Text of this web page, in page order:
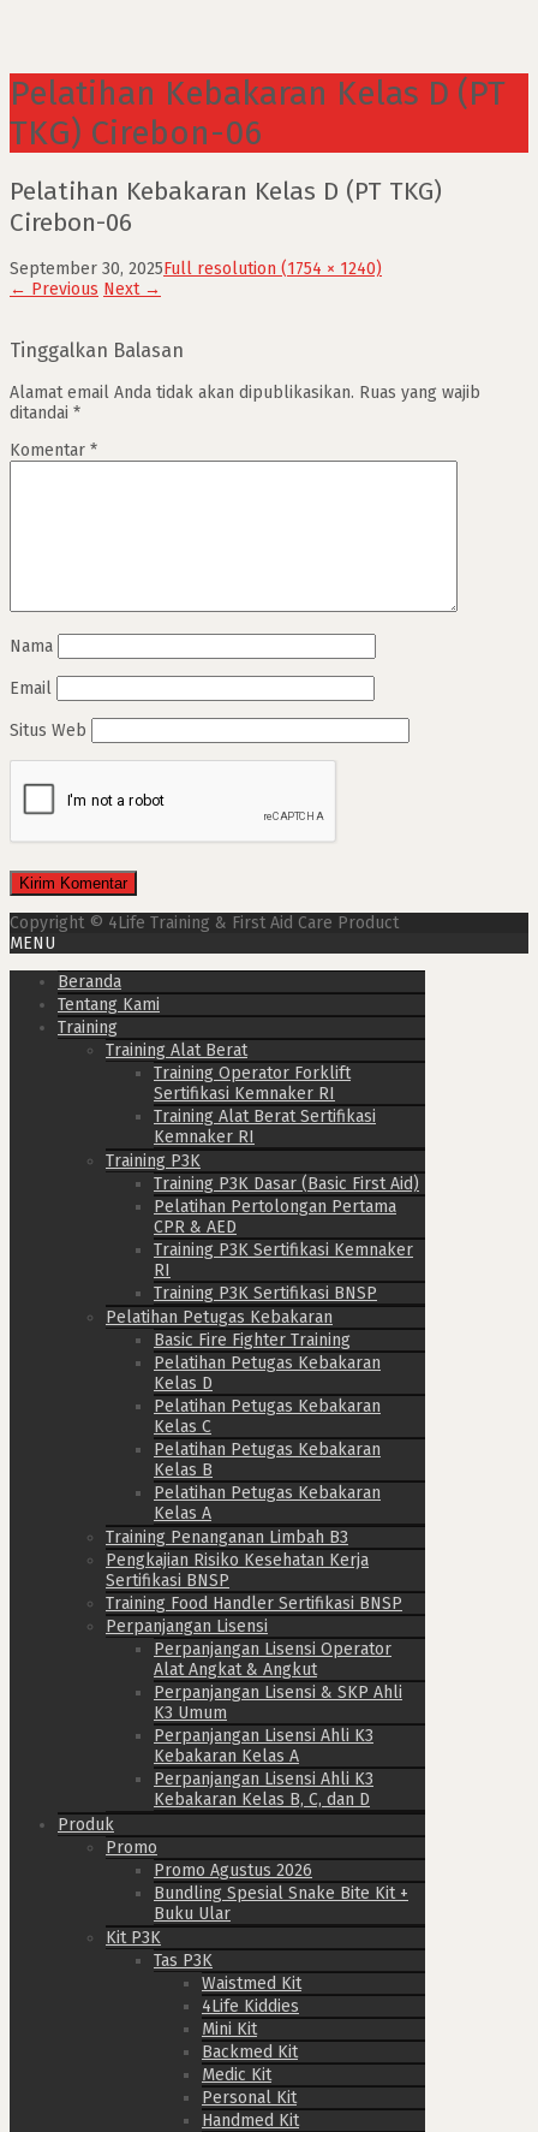
Pelatihan Kebakaran Kelas D (PT
TKG) Cirebon-06
Pelatihan Kebakaran Kelas D (PT TKG)
Cirebon-06
September 30, 2025Full resolution (1754 × 1240)
← Previous Next →
Tinggalkan Balasan
Alamat email Anda tidak akan dipublikasikan. Ruas yang wajib
ditandai *
Komentar *
Nama
Email
Situs Web
Copyright © 4Life Training & First Aid Care Product
MENU
Beranda
Tentang Kami
Training
Training Alat Berat
Training Operator Forklift
Sertifikasi Kemnaker RI
Training Alat Berat Sertifikasi
Kemnaker RI
Training P3K
Training P3K Dasar (Basic First Aid)
Pelatihan Pertolongan Pertama
CPR & AED
Training P3K Sertifikasi Kemnaker
RI
Training P3K Sertifikasi BNSP
Pelatihan Petugas Kebakaran
Basic Fire Fighter Training
Pelatihan Petugas Kebakaran
Kelas D
Pelatihan Petugas Kebakaran
Kelas C
Pelatihan Petugas Kebakaran
Kelas B
Pelatihan Petugas Kebakaran
Kelas A
Training Penanganan Limbah B3
Pengkajian Risiko Kesehatan Kerja
Sertifikasi BNSP
Training Food Handler Sertifikasi BNSP
Perpanjangan Lisensi
Perpanjangan Lisensi Operator
Alat Angkat & Angkut
Perpanjangan Lisensi & SKP Ahli
K3 Umum
Perpanjangan Lisensi Ahli K3
Kebakaran Kelas A
Perpanjangan Lisensi Ahli K3
Kebakaran Kelas B, C, dan D
Produk
Promo
Promo Agustus 2026
Bundling Spesial Snake Bite Kit +
Buku Ular
Kit P3K
Tas P3K
Waistmed Kit
4Life Kiddies
Mini Kit
Backmed Kit
Medic Kit
Personal Kit
Handmed Kit